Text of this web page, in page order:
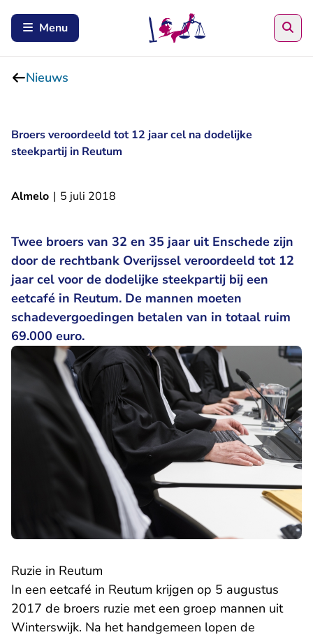
Menu
Nieuws
Broers veroordeeld tot 12 jaar cel na dodelijke
steekpartij in Reutum
Almelo | 5 juli 2018
Twee broers van 32 en 35 jaar uit Enschede zijn
door de rechtbank Overijssel veroordeeld tot 12
jaar cel voor de dodelijke steekpartij bij een
eetcafé in Reutum. De mannen moeten
schadevergoedingen betalen van in totaal ruim
69.000 euro.
Ruzie in Reutum
In een eetcafé in Reutum krijgen op 5 augustus
2017 de broers ruzie met een groep mannen uit
Winterswijk. Na het handgemeen lopen de